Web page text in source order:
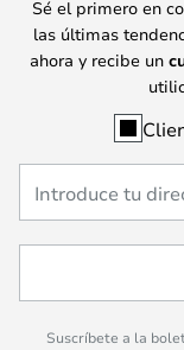
Sé el primero en
las últimas
ahora y recibe un
Suscríbete a la